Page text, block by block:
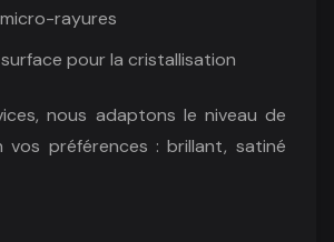
micro-rayures
pour la cristallisation
nous adaptons le niveau de
vos préférences : brillant, satiné